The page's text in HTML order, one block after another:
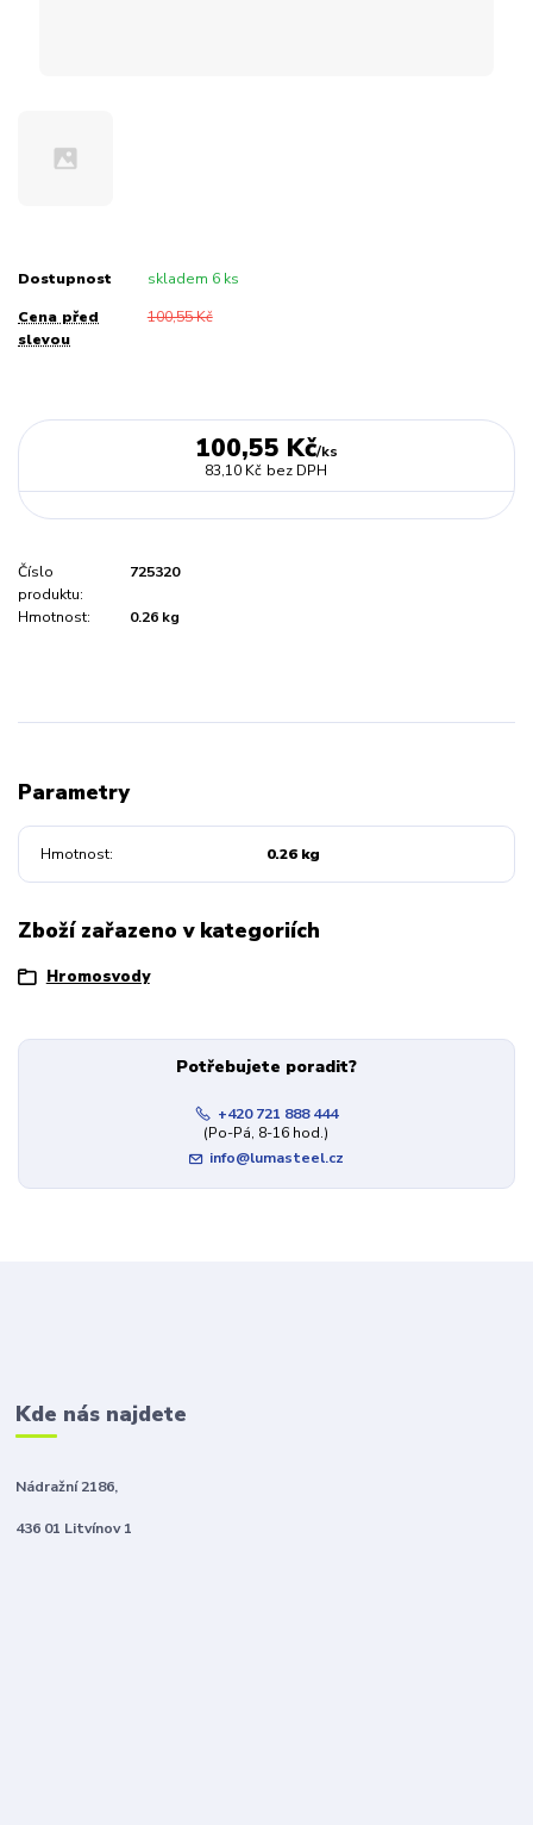
Dostupnost skladem 6 ks
Cena před
slevou
100,55 Kč
100,55 Kč/ks
83,10 Kč bez DPH
Číslo
produktu:
725320
Hmotnost: 0.26 kg
Parametry
Hmotnost 0.26 kg
Zboží zařazeno v kategoriích
Hromosvody
Potřebujete poradit?
+420 721 888 444
(Po-Pá, 8-16 hod.)
info@lumasteel.cz
Kde nás najdete
Nádražní 2186,
436 01 Litvínov 1